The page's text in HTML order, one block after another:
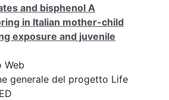
and bisphenol A
in Italian mother-child
exposure and juvenile
Web
generale del progetto Life